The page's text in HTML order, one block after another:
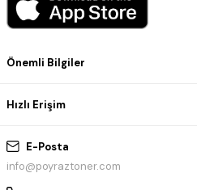
E-Posta
info@poyraztoner.com
Önemli Bilgiler
Hızlı Erişim